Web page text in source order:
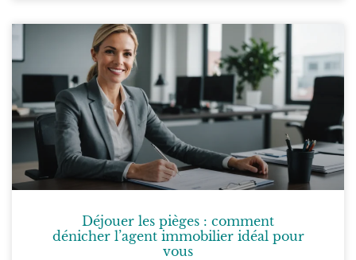
Déjouer les pièges : comment
dénicher l’agent immobilier idéal pour
vous